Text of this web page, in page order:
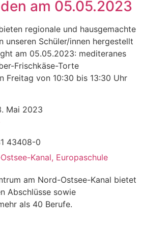
am 05.05.2023
regionale und hausgemachte
unseren Schüler/innen hergestellt
am 05.05.2023: mediteranes
Frischkäse-Torte
Freitag von 10:30 bis 13:30 Uhr
Mai 2023
43408-0
am Nord-Ostsee-Kanal bietet
Abschlüsse sowie
als 40 Berufe.